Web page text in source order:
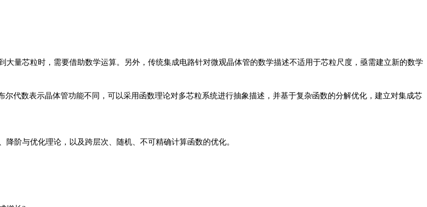
量芯粒时，需要借助数学运算。另外，传统集成电路针对微观晶体管的数学描述不适用于芯粒尺度，亟需建立新的数学
尔代数表示晶体管功能不同，可以采用函数理论对多芯粒系统进行抽象描述，并基于复杂函数的分解优化，建立对集成芯
阶与优化理论，以及跨层次、随机、不可精确计算函数的优化。